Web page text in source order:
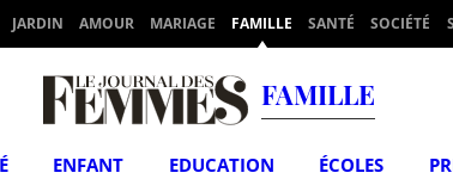
JARDIN AMOUR MARIAGE FAMILLE SANTÉ SOCIÉTÉ
FAMILLE
ENFANT EDUCATION ÉCOLES